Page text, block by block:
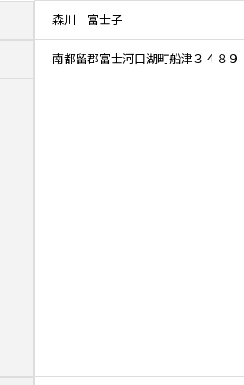
森川 富士子
南都留郡富士河口湖町船津３４８９